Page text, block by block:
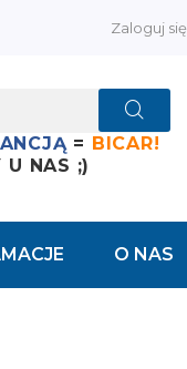
Zaloguj się
= BICAR!
U NAS ;)
O NAS